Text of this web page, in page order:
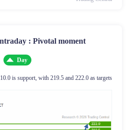
: Pivotal moment
Day
is support, with 219.5 and 222.0 as targets